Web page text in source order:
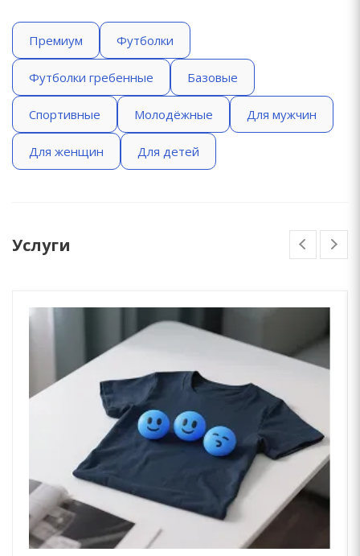
Премиум Футболки
Футболки гребенные Базовые
Спортивные Молодёжные Для мужчин
Для женщин Для детей
Услуги